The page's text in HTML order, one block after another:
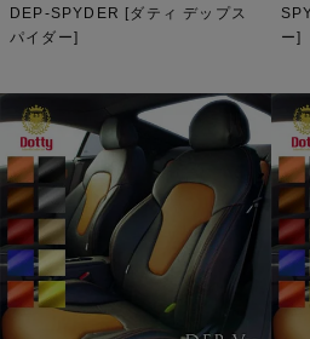
DEP-SPYDER [ダティ デップス
パイダー]
ー]